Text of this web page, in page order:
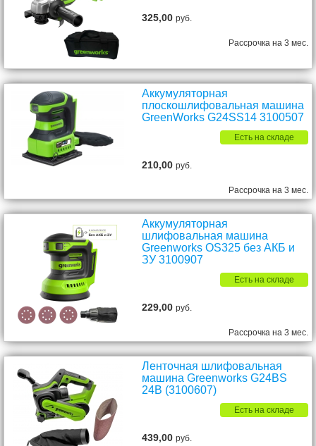
325,00руб.
Рассрочка на 3 мес.
Аккумуляторная
плоскошлифовальная машина
GreenWorks G24SS14 3100507
Есть на складе
210,00руб.
Рассрочка на 3 мес.
Аккумуляторная
шлифовальная машина
Greenworks OS325 без АКБ и
ЗУ 3100907
Есть на складе
229,00руб.
Рассрочка на 3 мес.
Ленточная шлифовальная
машина Greenworks G24BS
24В (3100607)
Есть на складе
439,00руб.